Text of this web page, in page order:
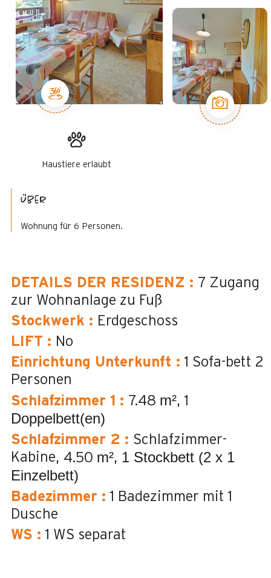
Haustiere erlaubt
Über
Wohnung für 6 Personen.
DETAILS DER RESIDENZ : 7 Zugang
zur Wohnanlage zu Fuß
Stockwerk : Erdgeschoss
LIFT : No
Einrichtung Unterkunft : 1 Sofa-bett 2
Personen
Schlafzimmer 1 : 7.48 m² 1
Doppelbett(en)
Schlafzimmer 2 : Schlafzimmer-
Kabine
4.50 m² 1 Stockbett (2 x 1
Einzelbett)
Badezimmer : 1 Badezimmer mit 1
Dusche
WS : 1 WS separat